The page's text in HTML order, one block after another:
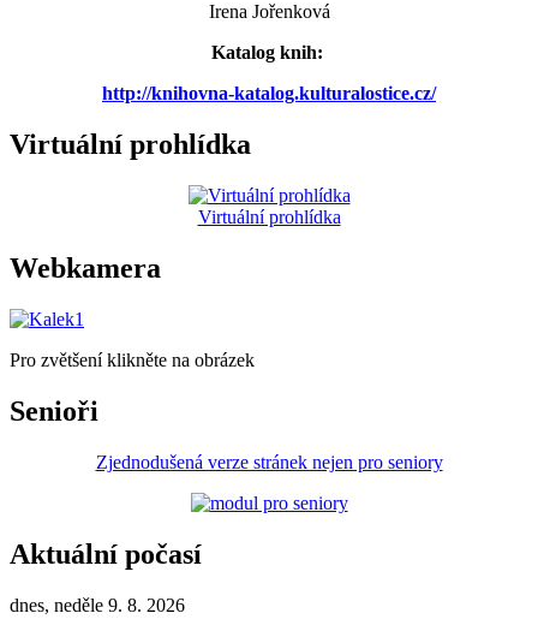
Irena Jořenková
Katalog knih:
http://knihovna-katalog.kulturalostice.cz/
Virtuální prohlídka
Virtuální prohlídka
Webkamera
Pro zvětšení klikněte na obrázek
Senioři
Zjednodušená verze stránek nejen pro seniory
Aktuální počasí
dnes, neděle 9. 8. 2026